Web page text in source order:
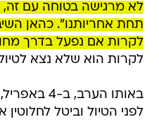
לא מרגישה בטוחה עם
תחת אחריותנו". כהאן
לקרות אם נפעל בדרך
לקרות הוא שלא נצא
באותו
לפני הטיול וביטל